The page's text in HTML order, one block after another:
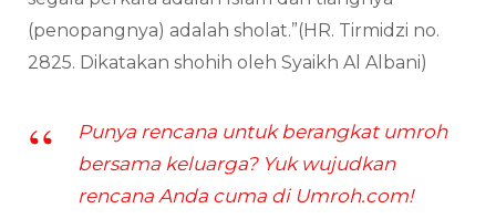
(penopangnya) adalah sholat.”(HR. Tirmidzi no.
2825. Dikatakan shohih oleh Syaikh Al Albani)
Punya rencana untuk berangkat umroh
bersama keluarga? Yuk wujudkan
rencana Anda cuma di Umroh.com!